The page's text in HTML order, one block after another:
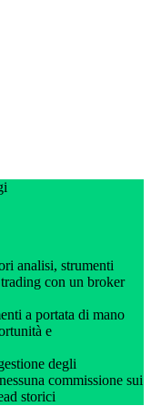
analisi, strumenti
con un broker
a portata di mano
e
degli
commissione sui
storici